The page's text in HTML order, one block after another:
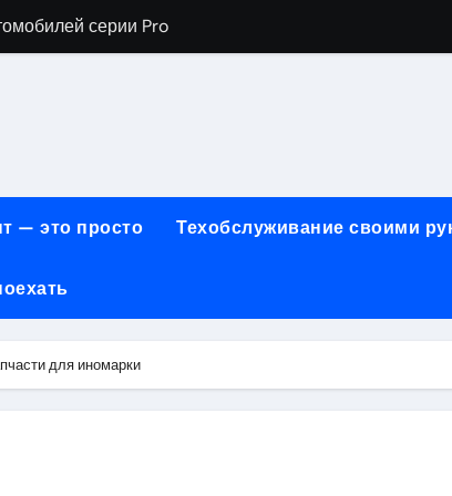
серии Pro
сервиса, наращивания ресниц и депиляции
огнезащиты металла: нанесение при -15°C
по безопасности, производительности и типам
и японских грузовых автомобилей
— это просто Техобслуживание своими
для иномарки